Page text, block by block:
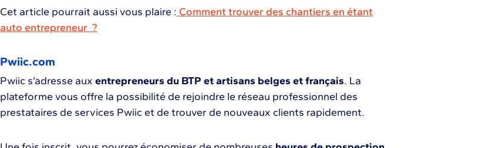
Cet article pourrait aussi vous plaire : Comment trouver des chantiers en étant
auto entrepreneur ?
Pwiic.com
Pwiic s’adresse aux entrepreneurs du BTP et artisans belges et français. La
plateforme vous offre la possibilité de rejoindre le réseau professionnel des
prestataires de services Pwiic et de trouver de nouveaux clients rapidement.